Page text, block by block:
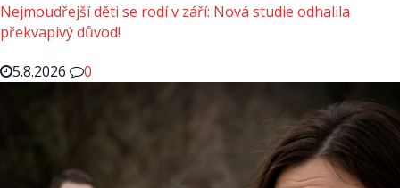
Nejmoudřejší děti se rodí v září: Nová studie odhalila
překvapivý důvod!
5.8.2026
0